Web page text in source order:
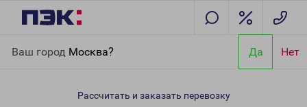
Ваш город Москва? Да Нет
(Александровский р-н)
Рассчитать и заказать перевозку